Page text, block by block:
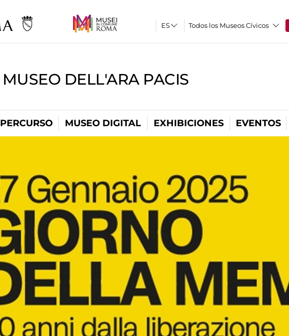
Todos los Museos Cívicos
MUSEO DELL'ARA PACIS
PERCURSO MUSEO DIGITAL EXHIBICIONES EVENTOS